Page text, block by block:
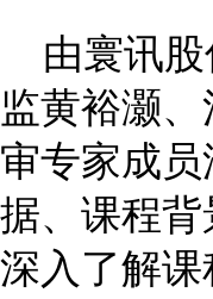
由寰讯股
监黄裕灏
审专家成
据、课程
深入了解